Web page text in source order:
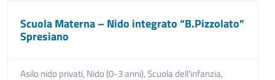
Scuola Materna – Nido integrato “B.Pizzolato”
Spresiano
Asilo nido privati,Nido (0-3 anni),Scuola dell'infanzia,